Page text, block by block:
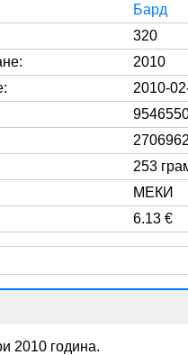
Бард
320
2010
2010-
253
МЕКИ
6.13 €
2010 година.